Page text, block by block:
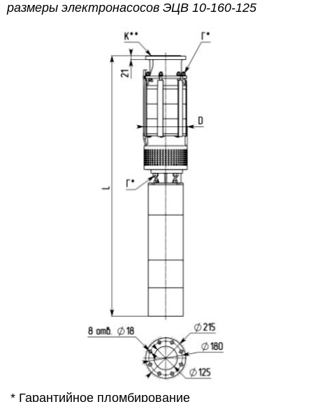
размеры электронасосов ЭЦВ 10-160-125
* Гарантийное пломбирование